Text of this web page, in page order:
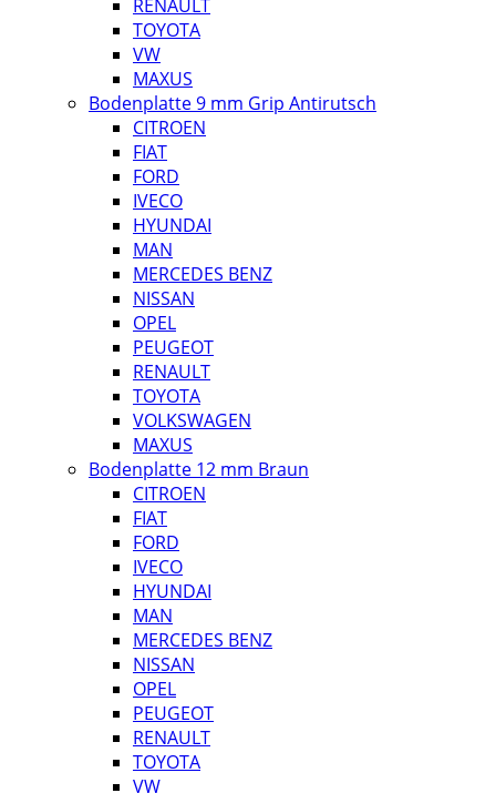
RENAULT
TOYOTA
VW
MAXUS
Bodenplatte 9 mm Grip Antirutsch
CITROEN
FIAT
FORD
IVECO
HYUNDAI
MAN
MERCEDES BENZ
NISSAN
OPEL
PEUGEOT
RENAULT
TOYOTA
VOLKSWAGEN
MAXUS
Bodenplatte 12 mm Braun
CITROEN
FIAT
FORD
IVECO
HYUNDAI
MAN
MERCEDES BENZ
NISSAN
OPEL
PEUGEOT
RENAULT
TOYOTA
VW